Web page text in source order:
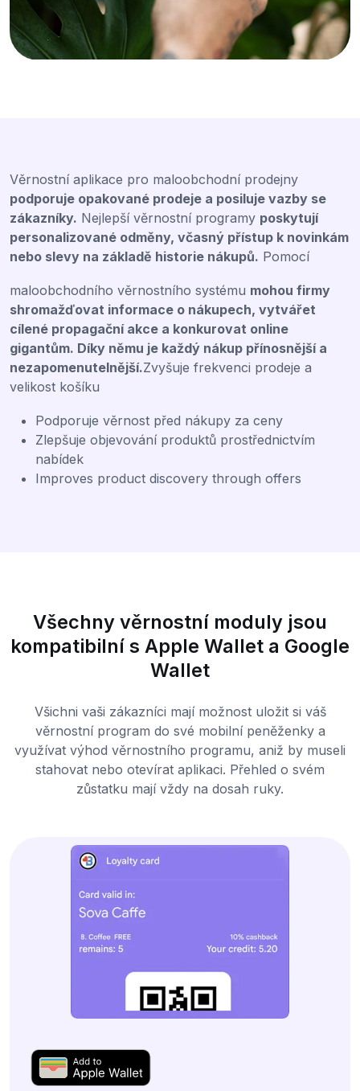
Věrnostní aplikace pro maloobchodní prodejny
podporuje opakované prodeje a posiluje vazby se
zákazníky. Nejlepší věrnostní programy poskytují
personalizované odměny, včasný přístup k novinkám
nebo slevy na základě historie nákupů. Pomocí
maloobchodního věrnostního systému mohou firmy
shromažďovat informace o nákupech, vytvářet
cílené propagační akce a konkurovat online
gigantům. Díky němu je každý nákup přínosnější a
nezapomenutelnější.Zvyšuje frekvenci prodeje a
velikost košíku
Podporuje věrnost před nákupy za ceny
Zlepšuje objevování produktů prostřednictvím
nabídek
Improves product discovery through offers
Všechny věrnostní moduly jsou
kompatibilní s Apple Wallet a Google
Wallet
Všichni vaši zákazníci mají možnost uložit si váš
věrnostní program do své mobilní peněženky a
využívat výhod věrnostního programu, aniž by museli
stahovat nebo otevírat aplikaci. Přehled o svém
zůstatku mají vždy na dosah ruky.